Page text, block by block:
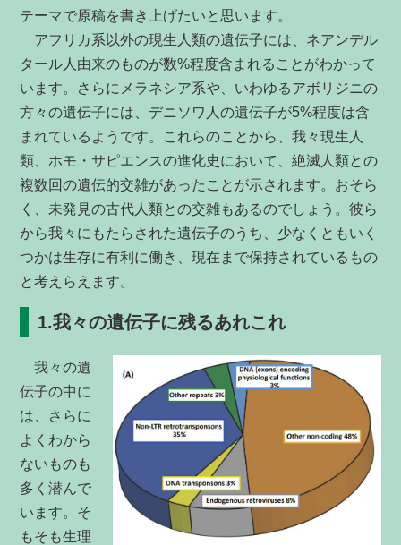
テーマで原稿を書き上げたいと思います。
アフリカ系以外の現生人類の遺伝子には、ネアンデル
タール人由来のものが数%程度含まれることがわかって
います。さらにメラネシア系や、いわゆるアボリジニの
方々の遺伝子には、デニソワ人の遺伝子が5%程度は含
まれているようです。これらのことから、我々現生人
類、ホモ・サピエンスの進化史において、絶滅人類との
複数回の遺伝的交雑があったことが示されます。おそら
く、未発見の古代人類との交雑もあるのでしょう。彼ら
から我々にもたらされた遺伝子のうち、少なくともいく
つかは生存に有利に働き、現在まで保持されているもの
と考えらえます。
1.我々の遺伝子に残るあれこれ
我々の遺
伝子の中に
は、さらに
よくわから
ないものも
多く潜んで
います。そ
もそも生理